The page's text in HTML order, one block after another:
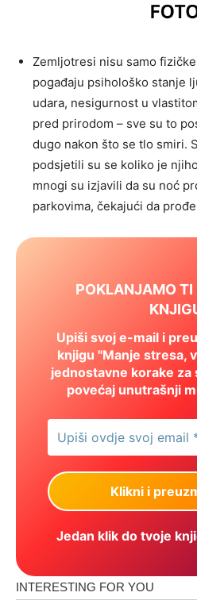
Zemljotresi nisu samo
pogađaju psihološko stanje
udara, nesigurnost u
pred prirodom – sve su to
dugo nakon što se tlo smiri.
podsjetili su se koliko je
mnogi su izjavili da su noć
parkovima, čekajući da
POKLANJAMO TI
Upiši svoj e-mail i
knjigu "Manje stresa,
jednostavne korake za
povećaj unutrašnji
Jedan klik do tvoje